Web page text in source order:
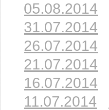
05.08.2014
31.07.2014
26.07.2014
21.07.2014
16.07.2014
11.07.2014